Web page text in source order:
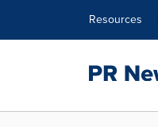
Resources